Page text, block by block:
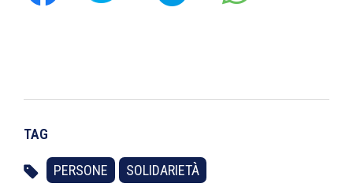
TAG
PERSONE SOLIDARIETÀ